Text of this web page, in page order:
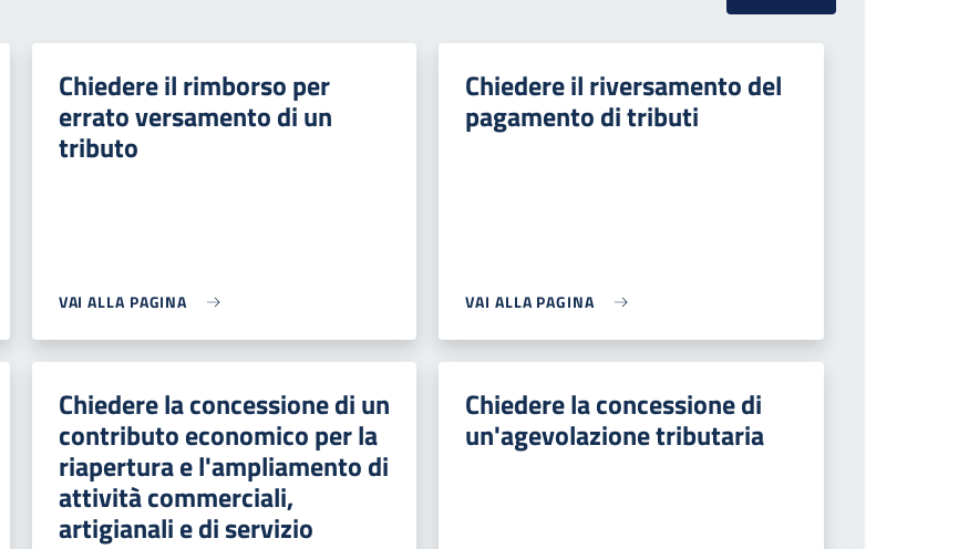
Chiedere il rimborso per
errato versamento di un
tributo
VAI ALLA PAGINA
Chiedere il riversamento del
pagamento di tributi
VAI ALLA PAGINA
Chiedere la concessione di un
contributo economico per la
riapertura e l'ampliamento di
attività commerciali,
artigianali e di servizio
Chiedere la concessione di
un'agevolazione tributaria